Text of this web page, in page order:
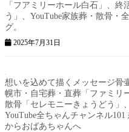
「フアミリーホール白石」、
う」、YouTube家族葬・散骨・
グ。
2025年7月31日
想いを込めて描くメッセージ骨
幌市・自宅葬・直葬「ファミリ
散骨「セレモニーきょうどう」
YouTube全ちゃんチャンネル
からおばあちゃんへ